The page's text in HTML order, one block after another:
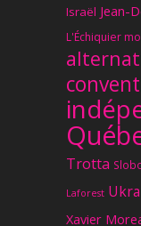
Israël Jean-
L'Échiquier
Trotta
Laforest
Xavier